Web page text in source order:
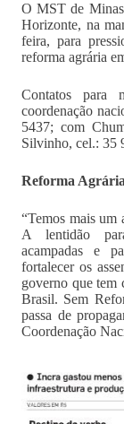
O MST de
Horizonte, na
feira, para
reforma agrária
Contatos para
coordenação
5437; com
Silvinho, cel.: 35
Reforma
“Temos mais um
A lentidão
acampadas e
fortalecer os
governo que tem
Brasil. Sem
passa de
Coordenação